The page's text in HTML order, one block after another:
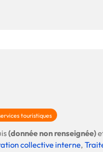
touristiques
(donnée non renseignée)
collective interne,